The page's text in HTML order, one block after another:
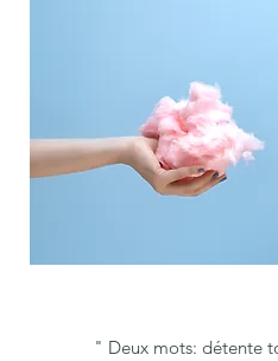
" Deux mots: détente